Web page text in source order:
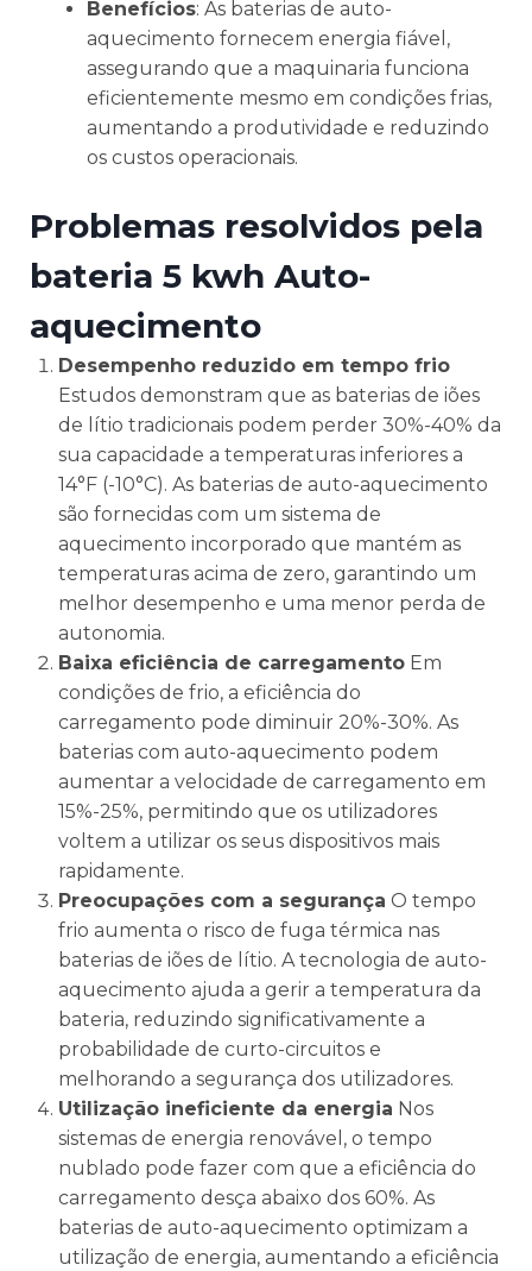
Benefícios: As baterias de auto-
aquecimento fornecem energia fiável,
assegurando que a maquinaria funciona
eficientemente mesmo em condições frias,
aumentando a produtividade e reduzindo
os custos operacionais.
Problemas resolvidos pela
bateria 5 kwh Auto-
aquecimento
Desempenho reduzido em tempo frio
Estudos demonstram que as baterias de iões
de lítio tradicionais podem perder 30%-40% da
sua capacidade a temperaturas inferiores a
14°F (-10°C). As baterias de auto-aquecimento
são fornecidas com um sistema de
aquecimento incorporado que mantém as
temperaturas acima de zero, garantindo um
melhor desempenho e uma menor perda de
autonomia.
Baixa eficiência de carregamento Em
condições de frio, a eficiência do
carregamento pode diminuir 20%-30%. As
baterias com auto-aquecimento podem
aumentar a velocidade de carregamento em
15%-25%, permitindo que os utilizadores
voltem a utilizar os seus dispositivos mais
rapidamente.
Preocupações com a segurança O tempo
frio aumenta o risco de fuga térmica nas
baterias de iões de lítio. A tecnologia de auto-
aquecimento ajuda a gerir a temperatura da
bateria, reduzindo significativamente a
probabilidade de curto-circuitos e
melhorando a segurança dos utilizadores.
Utilização ineficiente da energia Nos
sistemas de energia renovável, o tempo
nublado pode fazer com que a eficiência do
carregamento desça abaixo dos 60%. As
baterias de auto-aquecimento optimizam a
utilização de energia, aumentando a eficiência